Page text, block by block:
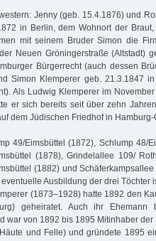
Jenny (geb. 15.4.1876) und
in Berlin, dem Wohnort der
mit seinem Bruder Simon die
Neuen Gröningerstraße (Altstadt)
Bürgerrecht (auch dessen
Simon Klemperer geb. 21.3.1847
Als Ludwig Klemperer im
er sich bereits seit über zehn
dem Jüdischen Friedhof in
49/Eimsbüttel (1872), Schlump 48/
(1878), Grindelallee 109/
(1882) und
Ausbildung der drei Töchter
(1873–1928) hatte 1892 den
geheiratet. Auch ihr Ehemann
war von 1892 bis 1895 Mitinhaber
und Felle) und gründete 1895